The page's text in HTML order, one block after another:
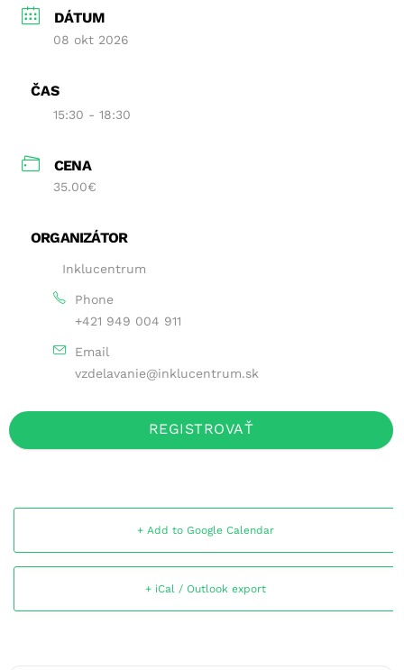
DÁTUM
08 okt 2026
ČAS
15:30 - 18:30
CENA
35.00€
ORGANIZÁTOR
Inklucentrum
Phone
+421 949 004 911
Email
vzdelavanie@inklucentrum.sk
REGISTROVAŤ
+ Add to Google Calendar
+ iCal / Outlook export